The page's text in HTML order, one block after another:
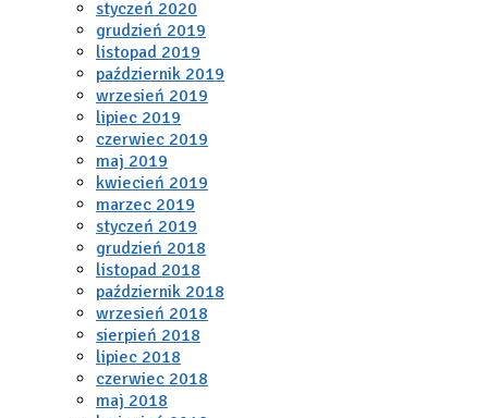
styczeń 2020
grudzień 2019
listopad 2019
październik 2019
wrzesień 2019
lipiec 2019
czerwiec 2019
maj 2019
kwiecień 2019
marzec 2019
styczeń 2019
grudzień 2018
listopad 2018
październik 2018
wrzesień 2018
sierpień 2018
lipiec 2018
czerwiec 2018
maj 2018